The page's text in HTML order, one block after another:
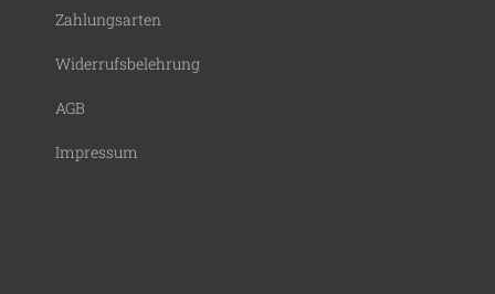
Zahlungsarten
Widerrufsbelehrung
AGB
Impressum